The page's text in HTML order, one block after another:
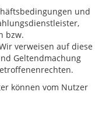
und
bzw.
verweisen auf diese
Geltendmachung
können vom Nutzer